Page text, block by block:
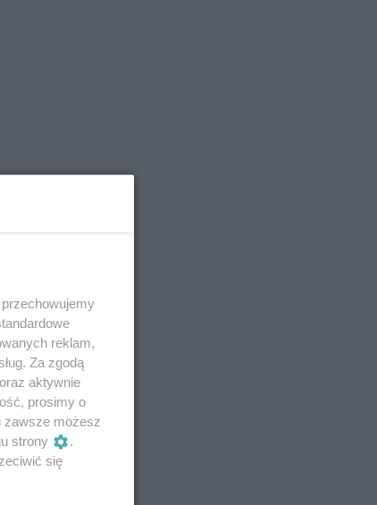
reklam,
Za zgodą
aktywnie
prosimy o
zawsze możesz
strony
.
się